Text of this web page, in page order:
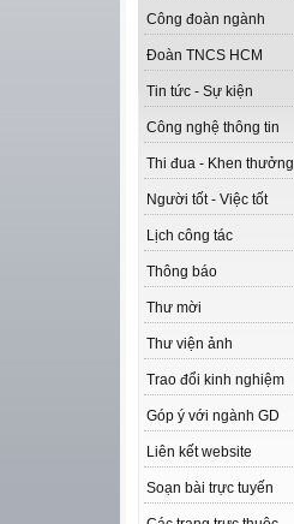
Công đoàn ngành
Đoàn TNCS HCM
Tin tức - Sự kiện
Công nghệ thông tin
Thi đua - Khen thưởng
Người tốt - Việc tốt
Lịch công tác
Thông báo
Thư mời
Thư viện ảnh
Trao đổi kinh nghiệm
Góp ý với ngành GD
Liên kết website
Soạn bài trực tuyến